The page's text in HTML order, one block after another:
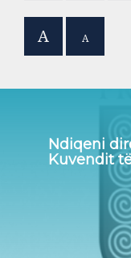
A A
Ndiqeni
Kuvendit